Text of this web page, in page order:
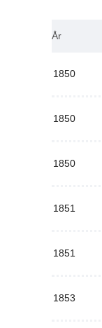
År
1850
1850
1850
1851
1851
1853